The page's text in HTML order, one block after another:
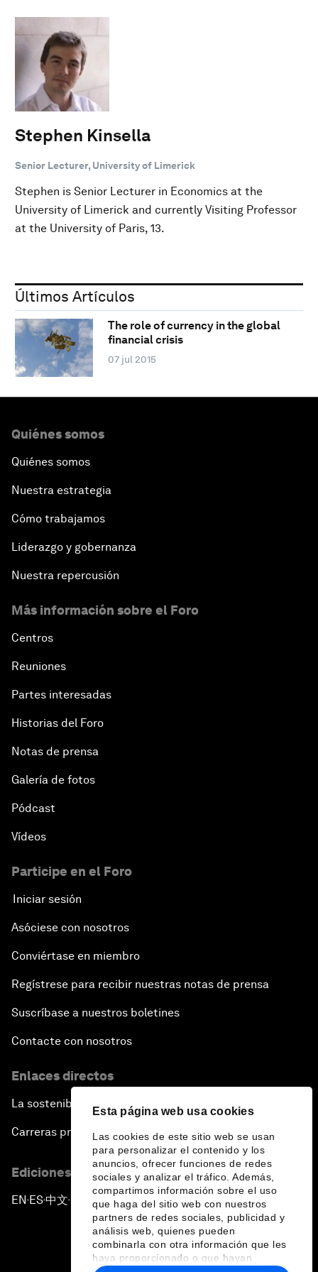
Esta página web usa cookies
Las cookies de este sitio web se usan
para personalizar el contenido y los
anuncios, ofrecer funciones de redes
sociales y analizar el tráfico. Además,
compartimos información sobre el uso
que haga del sitio web con nuestros
partners de redes sociales, publicidad y
análisis web, quienes pueden
combinarla con otra información que les
haya proporcionado o que hayan
Stephen Kinsella
Senior Lecturer, University of Limerick
Stephen is Senior Lecturer in Economics at the
University of Limerick and currently Visiting Professor
at the University of Paris, 13.
Últimos Artículos
The role of currency in the global
financial crisis
07 jul 2015
Quiénes somos
Quiénes somos
Nuestra estrategia
Cómo trabajamos
Liderazgo y gobernanza
Nuestra repercusión
Más información sobre el Foro
Centros
Reuniones
Partes interesadas
Historias del Foro
Notas de prensa
Galería de fotos
Pódcast
Vídeos
Participe en el Foro
Iniciar sesión
Asóciese con nosotros
Conviértase en miembro
Regístrese para recibir nuestras notas de prensa
Suscríbase a nuestros boletines
Contacte con nosotros
Enlaces directos
La sostenibilidad en el Foro
Carreras profesionales
Ediciones en otros idiomas
EN ▪ES▪中文▪ 日本語